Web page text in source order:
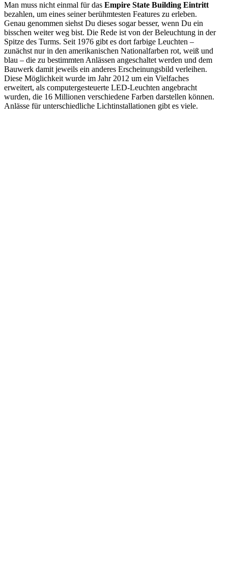
Man muss nicht einmal für das Empire State Building Eintritt
bezahlen, um eines seiner berühmtesten Features zu erleben.
Genau genommen siehst Du dieses sogar besser, wenn Du ein
bisschen weiter weg bist. Die Rede ist von der Beleuchtung in der
Spitze des Turms. Seit 1976 gibt es dort farbige Leuchten –
zunächst nur in den amerikanischen Nationalfarben rot, weiß und
blau – die zu bestimmten Anlässen angeschaltet werden und dem
Bauwerk damit jeweils ein anderes Erscheinungsbild verleihen.
Diese Möglichkeit wurde im Jahr 2012 um ein Vielfaches
erweitert, als computergesteuerte LED-Leuchten angebracht
wurden, die 16 Millionen verschiedene Farben darstellen können.
Anlässe für unterschiedliche Lichtinstallationen gibt es viele.